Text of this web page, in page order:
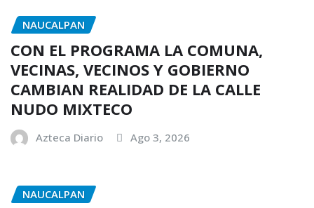
NAUCALPAN
CON EL PROGRAMA LA COMUNA,
VECINAS, VECINOS Y GOBIERNO
CAMBIAN REALIDAD DE LA CALLE
NUDO MIXTECO
Azteca Diario Ago 3, 2026
NAUCALPAN